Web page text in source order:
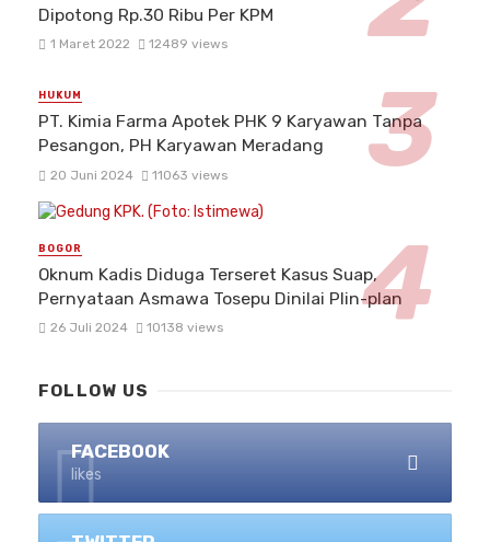
Dipotong Rp.30 Ribu Per KPM
1 Maret 2022 12489 views
HUKUM
PT. Kimia Farma Apotek PHK 9 Karyawan Tanpa
Pesangon, PH Karyawan Meradang
20 Juni 2024 11063 views
BOGOR
Oknum Kadis Diduga Terseret Kasus Suap,
Pernyataan Asmawa Tosepu Dinilai Plin-plan
26 Juli 2024 10138 views
FOLLOW US
FACEBOOK
likes